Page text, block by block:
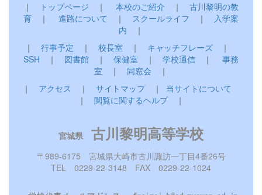
｜ トップページ ｜ 本校のご紹介 ｜ 古川黎明の教
育 ｜ 進路について ｜ スクールライフ ｜ 入学案
内 ｜
｜ 行事予定 ｜ 校長室 ｜ キャッチフレーズ ｜
SSH ｜ 図書館 ｜ 保健室 ｜ 学校通信 ｜ 事務
室 ｜ 同窓会 ｜
｜ アクセス ｜ サイトマップ｜ 当サイトについて
｜ 閲覧に関するヘルプ｜
宮城県 古川黎明高等学校
〒989-6175 宮城県大崎市古川諏訪一丁目4番26号
TEL 0229-22-3148 FAX 0229-22-1024